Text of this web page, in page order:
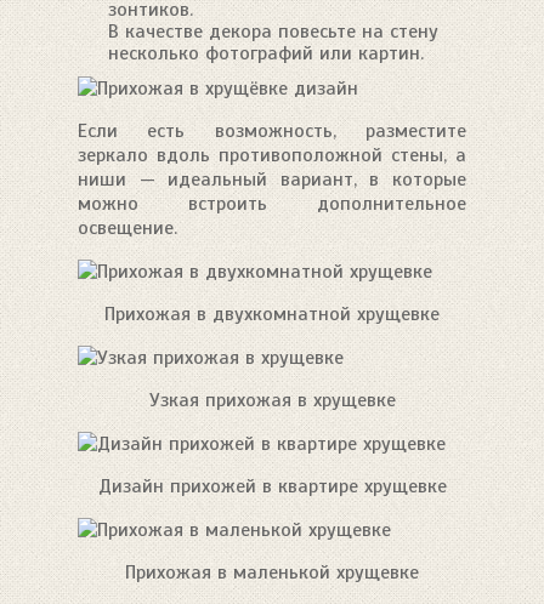
зонтиков.
В качестве декора повесьте на стену
несколько фотографий или картин.
Если есть возможность, разместите
зеркало вдоль противоположной стены, а
ниши — идеальный вариант, в которые
можно встроить дополнительное
освещение.
Прихожая в двухкомнатной хрущевке
Узкая прихожая в хрущевке
Дизайн прихожей в квартире хрущевке
Прихожая в маленькой хрущевке